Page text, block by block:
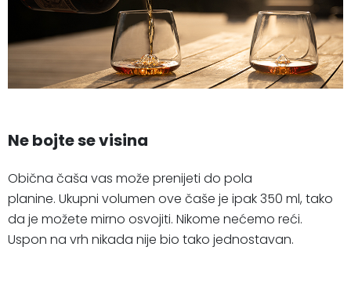
Ne bojte se visina
Obična čaša vas može prenijeti do pola
planine. Ukupni volumen ove čaše je ipak 350 ml, tako
da je možete mirno osvojiti. Nikome nećemo reći.
Uspon na vrh nikada nije bio tako jednostavan.